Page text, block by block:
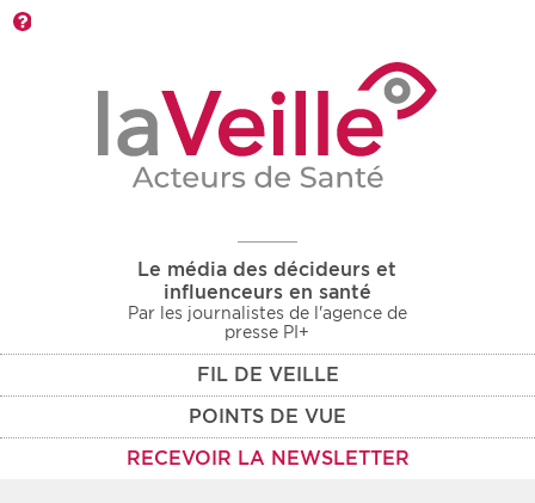
Le média des décideurs et
influenceurs en santé
Par les journalistes de l'agence de
presse PI+
FIL DE VEILLE
POINTS DE VUE
RECEVOIR LA NEWSLETTER